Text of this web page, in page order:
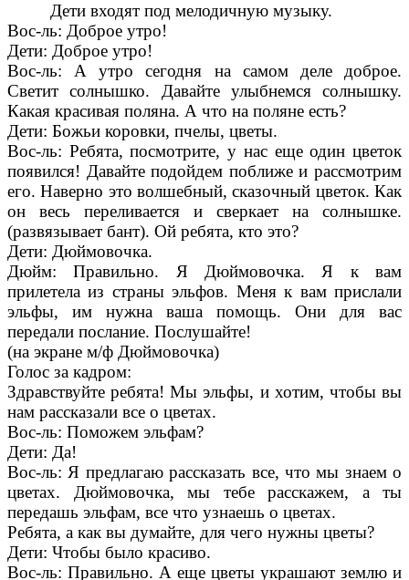
Дети входят под мелодичную музыку.
Вос-ль: Доброе утро!
Дети: Доброе утро!
Вос-ль: А утро сегодня на самом деле доброе.
Светит солнышко. Давайте улыбнемся солнышку.
Какая красивая поляна. А что на поляне есть?
Дети: Божьи коровки, пчелы, цветы.
Вос-ль: Ребята, посмотрите, у нас еще один цветок
появился! Давайте подойдем поближе и рассмотрим
его. Наверно это волшебный, сказочный цветок. Как
он весь переливается и сверкает на солнышке.
(развязывает бант). Ой ребята, кто это?
Дети: Дюймовочка.
Дюйм: Правильно. Я Дюймовочка. Я к вам
прилетела из страны эльфов. Меня к вам прислали
эльфы, им нужна ваша помощь. Они для вас
передали послание. Послушайте!
(на экране м/ф Дюймовочка)
Голос за кадром:
Здравствуйте ребята! Мы эльфы, и хотим, чтобы вы
нам рассказали все о цветах.
Вос-ль: Поможем эльфам?
Дети: Да!
Вос-ль: Я предлагаю рассказать все, что мы знаем о
цветах. Дюймовочка, мы тебе расскажем, а ты
передашь эльфам, все что узнаешь о цветах.
Ребята, а как вы думайте, для чего нужны цветы?
Дети: Чтобы было красиво.
Вос-ль: Правильно. А еще цветы украшают землю и